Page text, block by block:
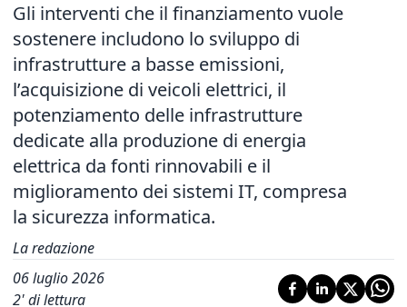
Gli interventi che il finanziamento vuole
sostenere includono lo sviluppo di
infrastrutture a basse emissioni,
l’acquisizione di veicoli elettrici, il
potenziamento delle infrastrutture
dedicate alla produzione di energia
elettrica da fonti rinnovabili e il
miglioramento dei sistemi IT, compresa
la sicurezza informatica.
La redazione
06 luglio 2026
2' di lettura